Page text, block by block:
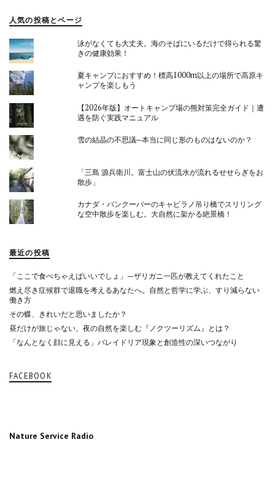
人気の投稿とページ
泳がなくても大丈夫。海のそばにいるだけで得られる驚
きの健康効果！
夏キャンプにおすすめ！標高1000m以上の場所で高原キ
ャンプを楽しもう
【2026年版】オートキャンプ場の熊対策完全ガイド｜遭
遇を防ぐ実践マニュアル
雪の結晶の不思議─本当に同じ形のものはないのか？
「三島 源兵衛川。富士山の伏流水が流れるせせらぎをお
散歩」
カナダ・バンクーバーのキャピラノ吊り橋でスリリング
な空中散歩を楽しむ。大自然に架かる絶景橋！
最近の投稿
「ここで食べちゃえばいいでしょ」—ザリガニ一匹が教えてくれたこと
燃え尽き症候群で退職を考えるあなたへ。自然と哲学に学ぶ、すり減らない
働き方
その蝶、きれいだと思いましたか？
昼だけが旅じゃない。夜の自然を楽しむ『ノクツーリズム』とは？
「なんとなく顔に見える」パレイドリア現象と創造性の深いつながり
FACEBOOK
Nature Service Radio